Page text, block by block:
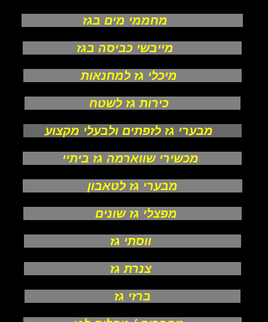
מחממי מים בגז
מייבשי כביסה בגז
מיכלי גז למחנאות
כירות גז לשטח
מבערי גז לזפתים ולבעלי מקצוע
מכשירי שווארמה גז ביתיי
מבערי גז לטאבון
מפצלי גז שונים
ווסתי גז
צנרת גז
ברזי גז